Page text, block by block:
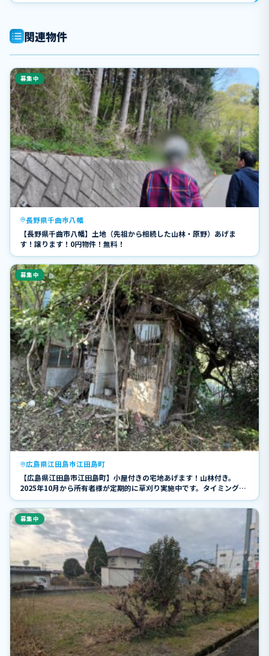
関連物件
募集中
長野県千曲市八幡
【長野県千曲市八幡】土地（先祖から相続した山林・原野）あげま
す！譲ります！0円物件！無料！
募集中
広島県江田島市江田島町
【広島県江田島市江田島町】小屋付きの宅地あげます！山林付き。
2025年10月から所有者様が定期的に草刈り実施中です。タイミングが
合えば所有者様にて現地を直接ご案内できます。０円物件！
募集中